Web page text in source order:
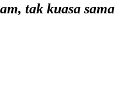
tak kuasa sama